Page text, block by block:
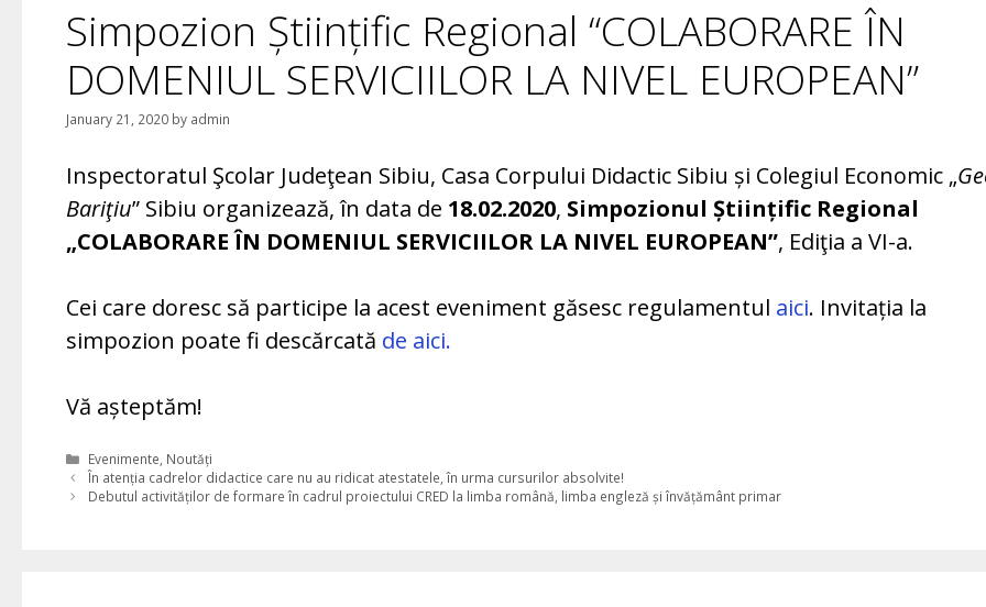
Simpozion Științific Regional “COLABORARE ÎN
DOMENIUL SERVICIILOR LA NIVEL EUROPEAN”
January 21, 2020 by admin
Inspectoratul Şcolar Judeţean Sibiu, Casa Corpului Didactic Sibiu și Colegiul Economic „
Bariţiu” Sibiu organizează, în data de 18.02.2020, Simpozionul Științific Regional
„COLABORARE ÎN DOMENIUL SERVICIILOR LA NIVEL EUROPEAN”, Ediţia a VI-a.
Cei care doresc să participe la acest eveniment găsesc regulamentul aici. Invitația la
simpozion poate fi descărcată de aici.
Vă așteptăm!
Categories
Evenimente Noutăți
În atenția cadrelor didactice care nu au ridicat atestatele, în urma cursurilor absolvite!
Debutul activităților de formare în cadrul proiectului CRED la limba română, limba engleză și învățământ primar